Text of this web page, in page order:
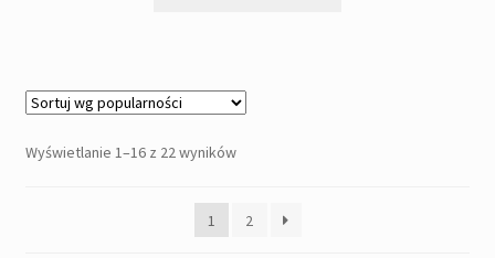
Wyświetlanie 1–16 z 22 wynikówPosortowane
1
2